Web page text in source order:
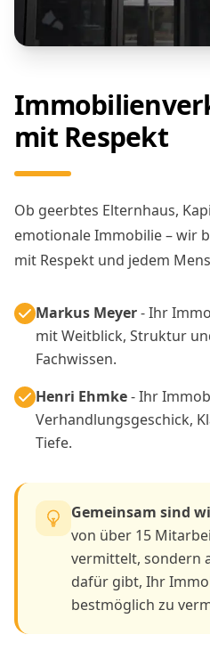
mit Respekt
Ob geerbtes Elternhaus,
emotionale Immobilie – wir
mit Respekt und jedem
Markus Meyer- Ihr
mit Weitblick, Struktur
Fachwissen.
Henri Ehmke- Ihr
Verhandlungsgeschick,
Tiefe.
Gemeinsam sind
von über 15
vermittelt, sondern
dafür gibt, Ihr
bestmöglich zu